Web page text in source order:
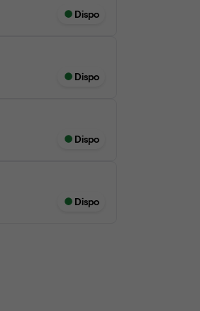
Dispo
Dispo
Dispo
Dispo